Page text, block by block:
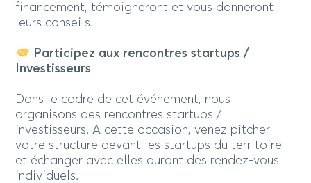
financement, témoigneront et vous donneront
leurs conseils.
Participez aux rencontres startups /
Investisseurs
Dans le cadre de cet événement, nous
organisons des rencontres startups /
investisseurs. A cette occasion, venez pitcher
votre structure devant les startups du territoire
et échanger avec elles durant des rendez-vous
individuels.